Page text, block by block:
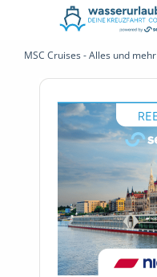
MSC Cruises - Alles und mehr